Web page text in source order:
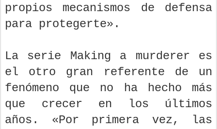
propios mecanismos de defensa
para protegerte».
La serie Making a murderer es
el otro gran referente de un
fenómeno que no ha hecho más
que crecer en los últimos
años. «Por primera vez, las